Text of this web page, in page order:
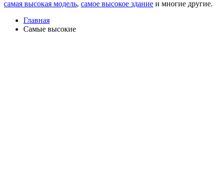
самая высокая модель, самое высокое здание и многие другие.
Главная
Самые высокие